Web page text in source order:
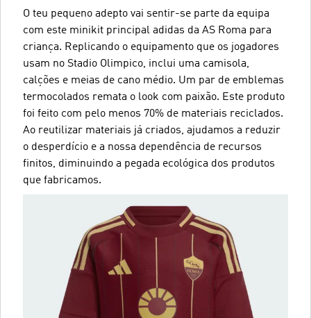
O teu pequeno adepto vai sentir-se parte da equipa
com este minikit principal adidas da AS Roma para
criança. Replicando o equipamento que os jogadores
usam no Stadio Olimpico, inclui uma camisola,
calções e meias de cano médio. Um par de emblemas
termocolados remata o look com paixão. Este produto
foi feito com pelo menos 70% de materiais reciclados.
Ao reutilizar materiais já criados, ajudamos a reduzir
o desperdício e a nossa dependência de recursos
finitos, diminuindo a pegada ecológica dos produtos
que fabricamos.